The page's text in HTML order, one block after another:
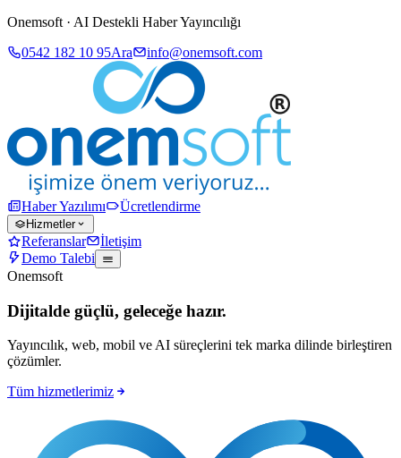
Onemsoft · AI Destekli Haber Yayıncılığı
0542 182 10 95Ara info@onemsoft.com
Haber Yazılımı Ücretlendirme
Hizmetler
Referanslar
İletişim
Demo Talebi
Onemsoft
Dijitalde güçlü, geleceğe hazır.
Yayıncılık, web, mobil ve AI süreçlerini tek marka dilinde birleştiren
çözümler.
Tüm hizmetlerimiz